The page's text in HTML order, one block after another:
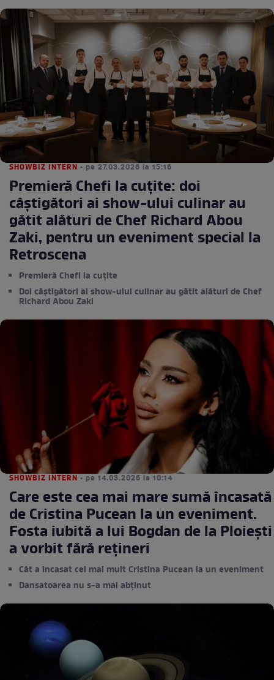
SHOWBIZ INTERN • pe 27.03.2026 la 15:16
Premieră Chefi la cuțite: doi
câștigători ai show-ului culinar au
gătit alături de Chef Richard Abou
Zaki, pentru un eveniment special la
Retroscena
Premieră Chefi la cuțite
Doi câștigători ai show-ului culinar au gătit alături de Chef
Richard Abou Zaki
SHOWBIZ INTERN • pe 14.03.2026 la 10:14
Care este cea mai mare sumă încasată
de Cristina Pucean la un eveniment.
Fosta iubită a lui Bogdan de la Ploiești
a vorbit fără rețineri
Cât a încasat cel mai mult Cristina Pucean la un eveniment
Dansatoarea nu s-a mai abținut